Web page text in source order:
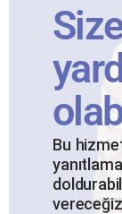
Bu